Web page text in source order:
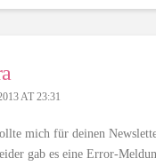
AT 23:31
mich für deinen
gab es eine Error-